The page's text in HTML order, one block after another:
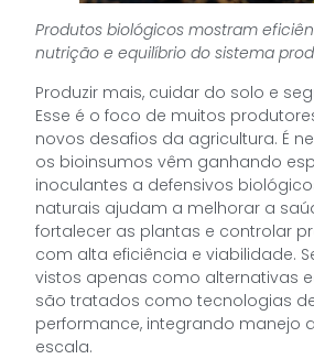
Produtos biológicos mostram
nutrição e equilíbrio do sistema
Produzir mais, cuidar do solo e
Esse é o foco de muitos
novos desafios da agricultura. É
os bioinsumos vêm ganhando
inoculantes a defensivos
naturais ajudam a melhorar a
fortalecer as plantas e controlar
com alta eficiência e viabilidade.
vistos apenas como alternativas
são tratados como tecnologias
performance, integrando manejo
escala.